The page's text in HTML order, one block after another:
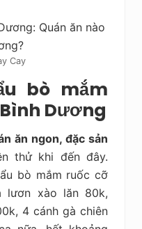
Cay
bò mắm
Dương
ăn ngon, đặc sản
thử khi đến đây.
bò mắm ruốc cỡ
lươn xào lăn 80k,
4 cánh gà chiên